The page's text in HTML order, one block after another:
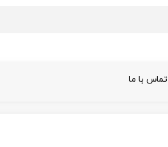
تماس با ما